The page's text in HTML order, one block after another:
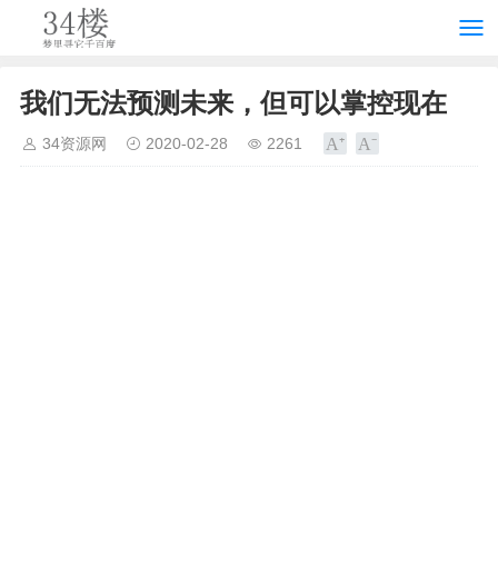
我们无法预测未来，但可以掌控现在
34资源网 2020-02-28 2261